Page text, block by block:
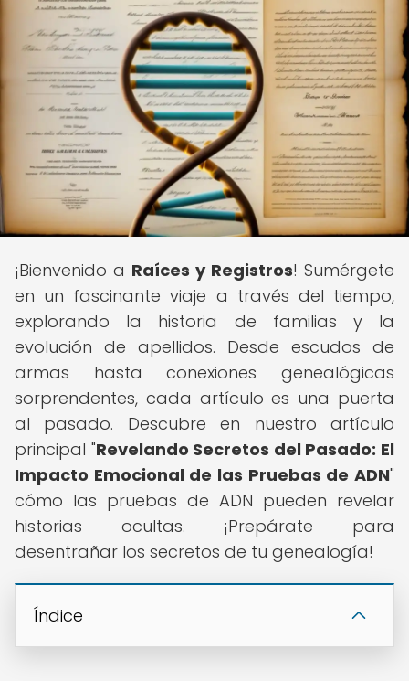
¡Bienvenido a Raíces y Registros! Sumérgete
en un fascinante viaje a través del tiempo,
explorando la historia de familias y la
evolución de apellidos. Desde escudos de
armas hasta conexiones genealógicas
sorprendentes, cada artículo es una puerta
al pasado. Descubre en nuestro artículo
principal "Revelando Secretos del Pasado: El
Impacto Emocional de las Pruebas de ADN"
cómo las pruebas de ADN pueden revelar
historias ocultas. ¡Prepárate para
desentrañar los secretos de tu genealogía!
Índice